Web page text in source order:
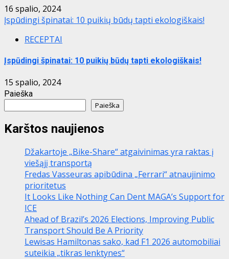
16 spalio, 2024
Įspūdingi špinatai: 10 puikių būdų tapti ekologiškais!
RECEPTAI
Įspūdingi špinatai: 10 puikių būdų tapti ekologiškais!
15 spalio, 2024
Paieška
Paieška
Karštos naujienos
Džakartoje „Bike-Share“ atgaivinimas yra raktas į
viešąjį transportą
Fredas Vasseuras apibūdina „Ferrari“ atnaujinimo
prioritetus
It Looks Like Nothing Can Dent MAGA’s Support for
ICE
Ahead of Brazil’s 2026 Elections, Improving Public
Transport Should Be A Priority
Lewisas Hamiltonas sako, kad F1 2026 automobiliai
suteikia „tikras lenktynes“